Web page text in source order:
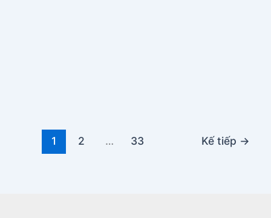
1 2 … 33 Kế tiếp →